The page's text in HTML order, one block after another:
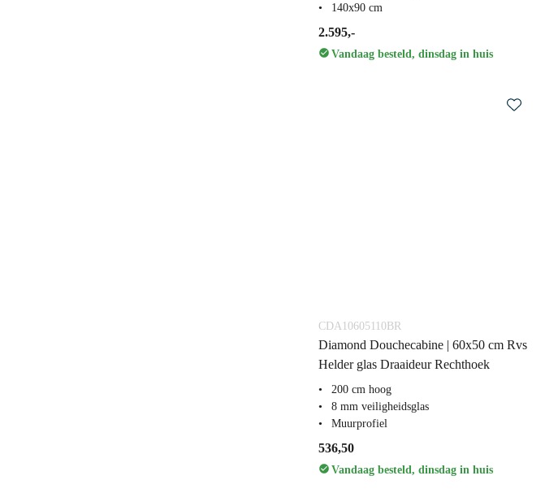
140x90 cm
2.595,-
Vandaag besteld, dinsdag in huis
CDA10605110BR
Diamond Douchecabine | 60x50 cm Rvs
Helder glas Draaideur Rechthoek
200 cm hoog
8 mm veiligheidsglas
Muurprofiel
536,50
Vandaag besteld, dinsdag in huis